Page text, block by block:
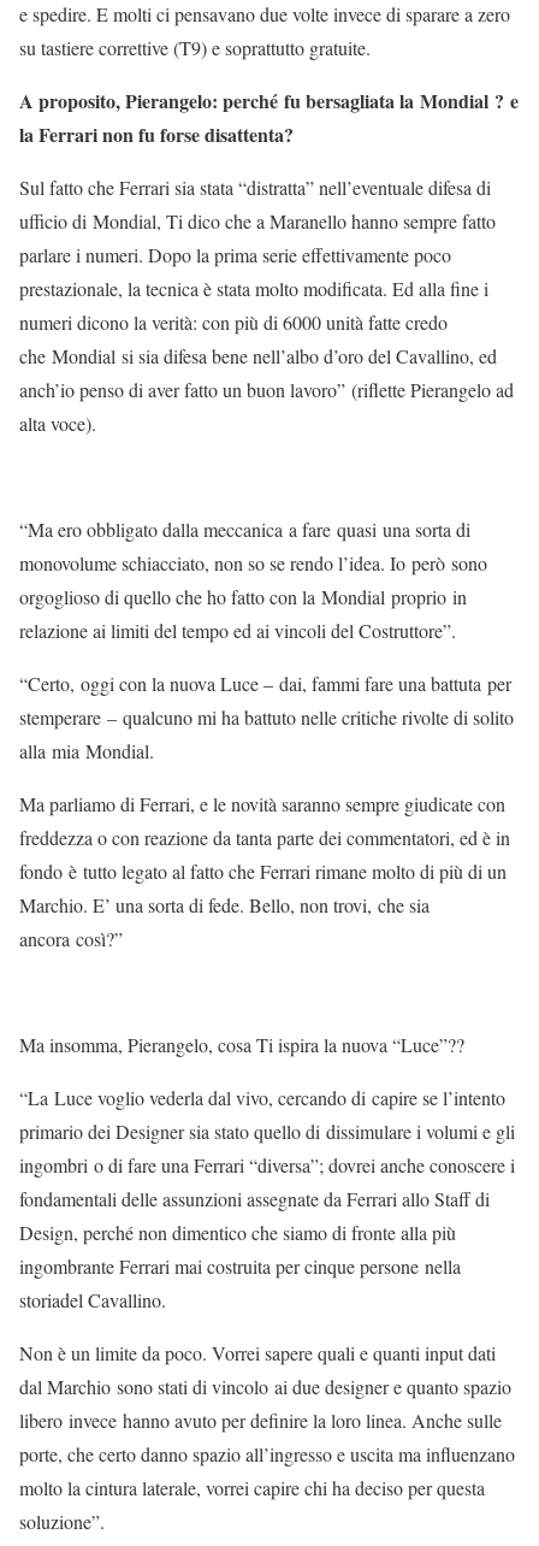
e spedire. E molti ci pensavano due volte invece di sparare a zero
su tastiere correttive (T9) e soprattutto gratuite.
A proposito, Pierangelo: perché fu bersagliata la Mondial ? e
la Ferrari non fu forse disattenta?
Sul fatto che Ferrari sia stata “distratta” nell’eventuale difesa di
ufficio di Mondial, Ti dico che a Maranello hanno sempre fatto
parlare i numeri. Dopo la prima serie effettivamente poco
prestazionale, la tecnica è stata molto modificata. Ed alla fine i
numeri dicono la verità: con più di 6000 unità fatte credo
che Mondial si sia difesa bene nell’albo d’oro del Cavallino, ed
anch’io penso di aver fatto un buon lavoro” (riflette Pierangelo ad
alta voce).
“Ma ero obbligato dalla meccanica a fare quasi una sorta di
monovolume schiacciato, non so se rendo l’idea. Io però sono
orgoglioso di quello che ho fatto con la Mondial proprio in
relazione ai limiti del tempo ed ai vincoli del Costruttore”.
“Certo, oggi con la nuova Luce – dai, fammi fare una battuta per
stemperare – qualcuno mi ha battuto nelle critiche rivolte di solito
alla mia Mondial.
Ma parliamo di Ferrari, e le novità saranno sempre giudicate con
freddezza o con reazione da tanta parte dei commentatori, ed è in
fondo è tutto legato al fatto che Ferrari rimane molto di più di un
Marchio. E’ una sorta di fede. Bello, non trovi, che sia
ancora così?”
Ma insomma, Pierangelo, cosa Ti ispira la nuova “Luce”??
“La Luce voglio vederla dal vivo, cercando di capire se l’intento
primario dei Designer sia stato quello di dissimulare i volumi e gli
ingombri o di fare una Ferrari “diversa”; dovrei anche conoscere i
fondamentali delle assunzioni assegnate da Ferrari allo Staff di
Design, perché non dimentico che siamo di fronte alla più
ingombrante Ferrari mai costruita per cinque persone nella
storiadel Cavallino.
Non è un limite da poco. Vorrei sapere quali e quanti input dati
dal Marchio sono stati di vincolo ai due designer e quanto spazio
libero invece hanno avuto per definire la loro linea. Anche sulle
porte, che certo danno spazio all’ingresso e uscita ma influenzano
molto la cintura laterale, vorrei capire chi ha deciso per questa
soluzione”.